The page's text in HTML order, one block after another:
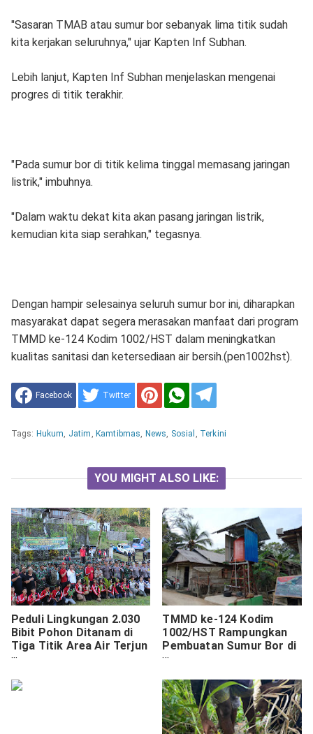
"Sasaran TMAB atau sumur bor sebanyak lima titik sudah
kita kerjakan seluruhnya," ujar Kapten Inf Subhan.
Lebih lanjut, Kapten Inf Subhan menjelaskan mengenai
progres di titik terakhir.
"Pada sumur bor di titik kelima tinggal memasang jaringan
listrik," imbuhnya.
"Dalam waktu dekat kita akan pasang jaringan listrik,
kemudian kita siap serahkan," tegasnya.
Dengan hampir selesainya seluruh sumur bor ini, diharapkan
masyarakat dapat segera merasakan manfaat dari program
TMMD ke-124 Kodim 1002/HST dalam meningkatkan
kualitas sanitasi dan ketersediaan air bersih.(pen1002hst).
Facebook Twitter
Tags: Hukum, Jatim , Kamtibmas, News, Sosial , Terkini
YOU MIGHT ALSO LIKE:
Peduli Lingkungan 2.030
Bibit Pohon Ditanam di
Tiga Titik Area Air Terjun
Pujungan Tabanan
TMMD ke-124 Kodim
1002/HST Rampungkan
Pembuatan Sumur Bor di
Pengambau Hilir Luar